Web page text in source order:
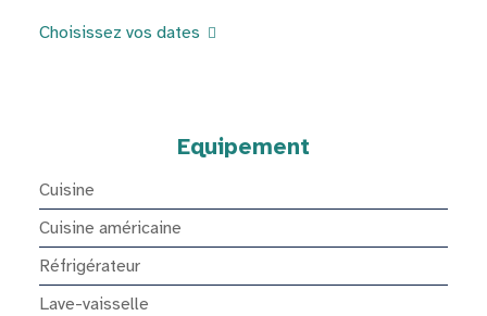
Choisissez vos dates
Equipement
Cuisine
Cuisine américaine
Réfrigérateur
Lave-vaisselle